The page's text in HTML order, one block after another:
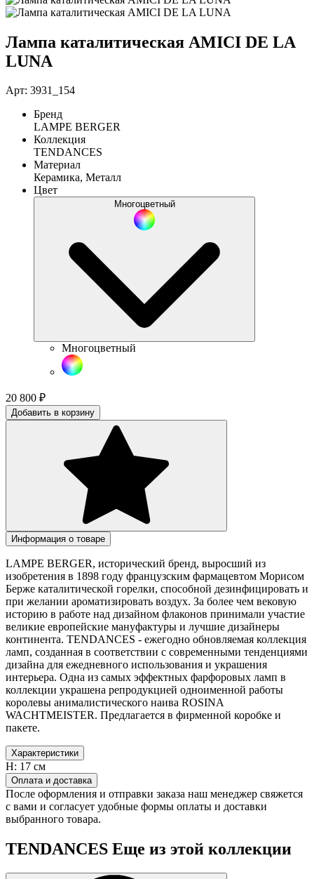
Лампа каталитическая AMICI DE LA
LUNA
Арт: 3931_154
Бренд
LAMPE BERGER
Коллекция
TENDANCES
Материал
Керамика, Металл
Цвет
Многоцветный
Многоцветный
20 800 ₽
Добавить в корзину
Информация о товаре
LAMPE BERGER, исторический бренд, выросший из
изобретения в 1898 году французским фармацевтом Морисом
Берже каталитической горелки, способной дезинфицировать и
при желании ароматизировать воздух. За более чем вековую
историю в работе над дизайном флаконов принимали участие
великие европейские мануфактуры и лучшие дизайнеры
континента. TENDANCES - ежегодно обновляемая коллекция
ламп, созданная в соответствии с современными тенденциями
дизайна для ежедневного использования и украшения
интерьера. Одна из самых эффектных фарфоровых ламп в
коллекции украшена репродукцией одноименной работы
королевы анималистического наива ROSINA
WACHTMEISTER. Предлагается в фирменной коробке и
пакете.
Характеристики
H: 17 см
Оплата и доставка
После оформления и отправки заказа наш менеджер свяжется
с вами и согласует удобные формы оплаты и доставки
выбранного товара.
TENDANCES Еще из этой коллекции